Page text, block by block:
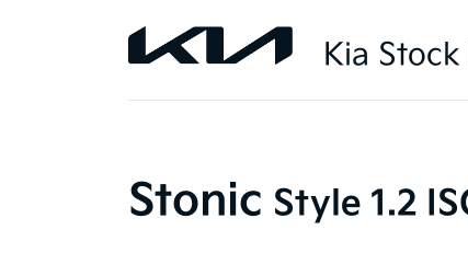
Kia Stock
Stonic Style 1.2